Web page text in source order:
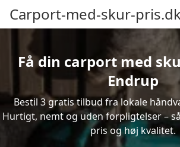
Carport-med-skur-
Få din carport med
Endrup
Bestil 3 gratis tilbud fra lokale
Hurtigt, nemt og uden forpligtelser –
pris og høj kvalitet.